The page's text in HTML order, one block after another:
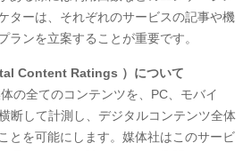
ターは、それぞれのサービスの記事や機
ンを立案することが重要です。
Content Ratings ）について
の全てのコンテンツを、
PC、モバイ
断して計測し、デジタルコンテンツ全体
とを可能にします。媒体社はこのサービ